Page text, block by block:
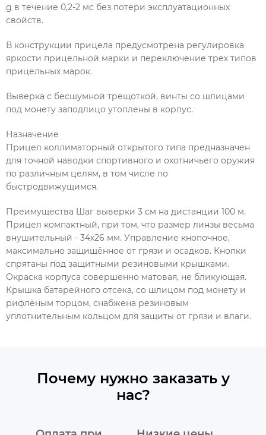
g в течение 0,2-2 мс без потери эксплуатационных
свойств.
В конструкции прицела предусмотрена регулировка
яркости прицельной марки и переключение трех типов
прицельных марок.
Выверка с бесшумной трещоткой, винты со шлицами
под монету заподлицо утоплены в корпус.
Назначение
Прицел коллиматорный открытого типа предназначен
для точной наводки спортивного и охотничьего оружия
по различным целям, в том числе по
быстродвижущимся.
Преимущества Шаг выверки 3 см на дистанции 100 м.
Прицел компактный, при том, что размер линзы весьма
внушительный - 34х26 мм. Управление кнопочное,
максимально защищённое от грязи и осадков. Кнопки
спрятаны под защитными резиновыми крышками.
Окраска корпуса совершенно матовая, не бликующая.
Крышка батарейного отсека, со шлицом под монету и
рифлёным торцом, снабжена резиновым
уплотнительным кольцом для защиты от грязи и влаги.
Почему нужно заказать у
нас?